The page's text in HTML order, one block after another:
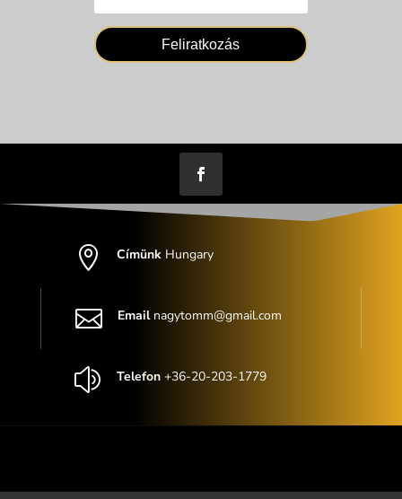
Feliratkozás
 Címünk Hungary
 Emailnagytomm@gmail.com
z Telefon+36-20-203-1779